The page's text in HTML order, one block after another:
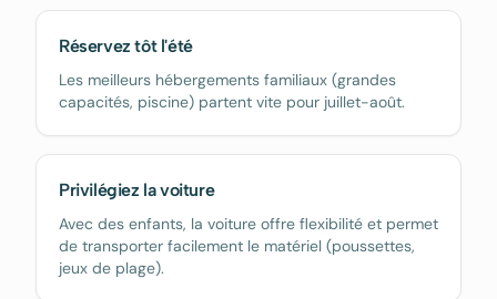
Réservez tôt l'été
Les meilleurs hébergements familiaux (grandes
capacités, piscine) partent vite pour juillet-août.
Privilégiez la voiture
Avec des enfants, la voiture offre flexibilité et permet
de transporter facilement le matériel (poussettes,
jeux de plage).